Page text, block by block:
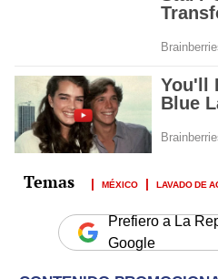
MÉXICO LAVADO DE
Prefiero a La
Google